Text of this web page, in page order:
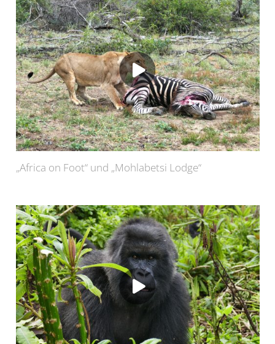
„Africa on Foot“ und „Mohlabetsi Lodge“